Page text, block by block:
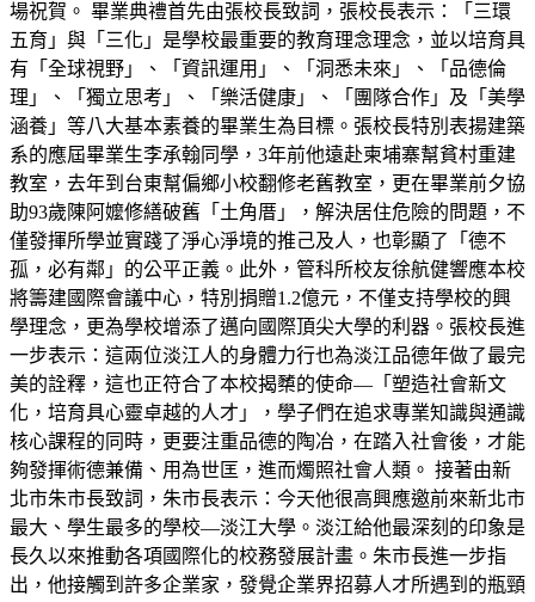
場祝賀。 畢業典禮首先由張校長致詞，張校長表示：「三環
五育」與「三化」是學校最重要的教育理念理念，並以培育具
有「全球視野」、「資訊運用」、「洞悉未來」、「品德倫
理」、「獨立思考」、「樂活健康」、「團隊合作」及「美學
涵養」等八大基本素養的畢業生為目標。張校長特別表揚建築
系的應屆畢業生李承翰同學，3年前他遠赴柬埔寨幫貧村重建
教室，去年到台東幫偏鄉小校翻修老舊教室，更在畢業前夕協
助93歲陳阿嬤修繕破舊「土角厝」，解決居住危險的問題，不
僅發揮所學並實踐了淨心淨境的推己及人，也彰顯了「德不
孤，必有鄰」的公平正義。此外，管科所校友徐航健響應本校
將籌建國際會議中心，特別捐贈1.2億元，不僅支持學校的興
學理念，更為學校增添了邁向國際頂尖大學的利器。張校長進
一步表示：這兩位淡江人的身體力行也為淡江品德年做了最完
美的詮釋，這也正符合了本校揭櫫的使命—「塑造社會新文
化，培育具心靈卓越的人才」，學子們在追求專業知識與通識
核心課程的同時，更要注重品德的陶冶，在踏入社會後，才能
夠發揮術德兼備、用為世匡，進而燭照社會人類。 接著由新
北市朱市長致詞，朱市長表示：今天他很高興應邀前來新北市
最大、學生最多的學校—淡江大學。淡江給他最深刻的印象是
長久以來推動各項國際化的校務發展計畫。朱市長進一步指
出，他接觸到許多企業家，發覺企業界招募人才所遇到的瓶頸